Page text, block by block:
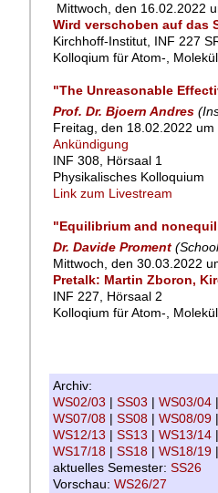
Mittwoch, den 16.02.2022
Wird verschoben auf das
Kirchhoff-Institut, INF 227
Kolloqium für Atom-,
"The Unreasonable
Prof. Dr. Bjoern Andres
Freitag, den 18.02.2022
Ankündigung
INF 308, Hörsaal 1
Physikalisches Kolloquium
Link zum Livestream
"Equilibrium and
Dr. Davide Proment
Mittwoch, den 30.03.2022
Pretalk: Martin Zboron,
INF 227, Hörsaal 2
Kolloqium für Atom-,
Archiv:
WS02/03 | SS03 | WS03/04
WS07/08 | SS08 | WS08/09
WS12/13 | SS13 | WS13/14
WS17/18 | SS18 | WS18/19
aktuelles Semester: SS26
Vorschau: WS26/27